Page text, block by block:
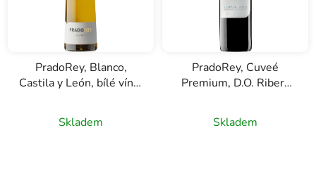
PradoRey, Blanco,
Castila y León, bílé víno,
Skladem
PradoRey, Cuveé
Premium, D.O. Ribera
0,75l
Skladem